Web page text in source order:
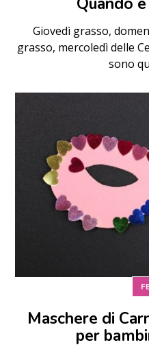
Giovedì grasso,
grasso, mercoledì delle
sono
Maschere di
per